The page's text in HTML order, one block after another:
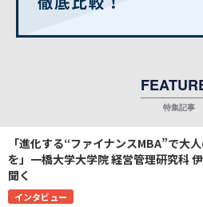
「進化する“ファイナンスMBA”で大
を」一橋大学大学院 経営管理研究科
聞く
インタビュー